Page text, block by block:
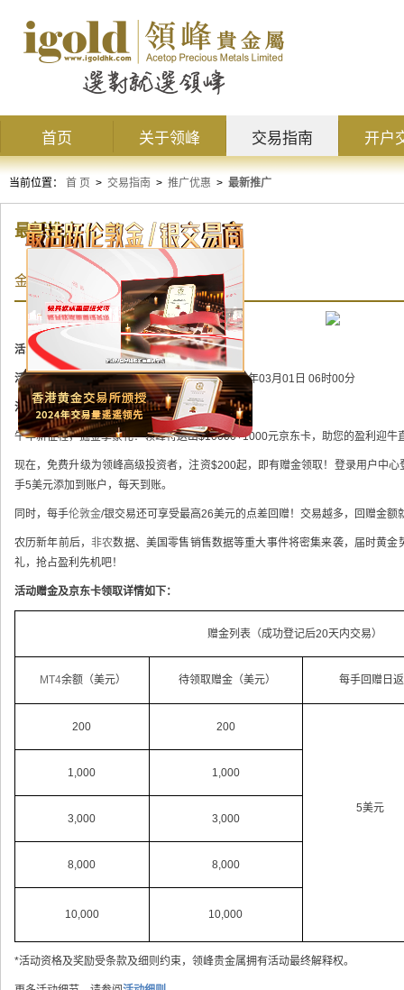
首页 关于领峰 交易指南 开户
当前位置： 首 页 > 交易指南 > 推广优惠 > 最新推广
最新推广
金牛贺岁，每人送$10000赠金
活动状态：
活动时间： 2021年02月01日 06时00分 至 2021年03月01日 06时00分
活动说明：
牛年新征程，掘金享豪礼！领峰特送出$10000+1000元京东卡，助您的盈利迎牛
现在，免费升级为领峰高级投资者，注资$200起，即有赠金领取！登录用户中
手5美元添加到账户，每天到账。
同时，每手伦敦金/银交易还可享受最高26美元的点差回赠！交易越多，回赠金额
农历新年前后，非农数据、美国零售销售数据等重大事件将密集来袭，届时黄
礼，抢占盈利先机吧！
活动赠金及京东卡领取详情如下：
赠金列表（成功登记后20天内交易）
MT4余额（美元） 待领取赠金（美元） 每手回赠日返
200 200
5美元
1,000 1,000
3,000 3,000
8,000 8,000
10,000 10,000
*活动资格及奖励受条款及细则约束，领峰贵金属拥有活动最终解释权。